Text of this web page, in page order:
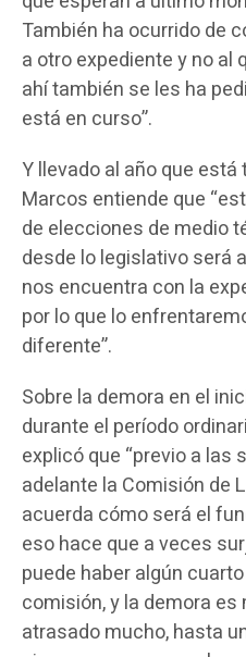
También ha ocurrido de
a otro expediente y no al
ahí también se les ha
está en curso”.
Y llevado al año que está
Marcos entiende que
de elecciones de medio
desde lo legislativo será
nos encuentra con la
por lo que lo
diferente”.
Sobre la demora en el
durante el período
explicó que “previo a las
adelante la Comisión de
acuerda cómo será el
eso hace que a veces
puede haber algún
comisión, y la demora es
atrasado mucho, hasta